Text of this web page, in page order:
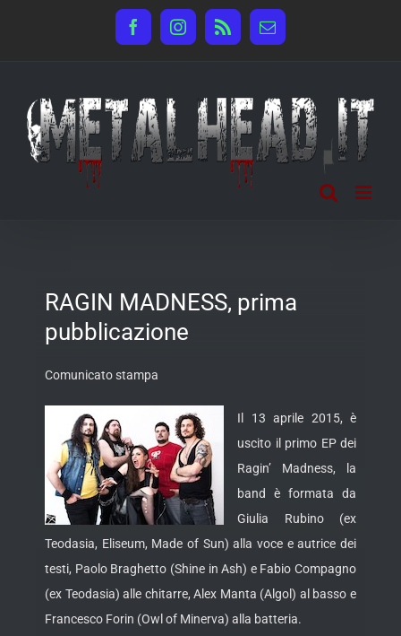
FacebookInstagram
Rss Email
RAGIN MADNESS, prima
pubblicazione
Comunicato stampa
Il 13 aprile 2015, è
uscito il primo EP dei
Ragin’ Madness, la
band è formata da
Giulia Rubino (ex
Teodasia, Eliseum, Made of Sun) alla voce e autrice dei
testi, Paolo Braghetto (Shine in Ash) e Fabio Compagno
(ex Teodasia) alle chitarre, Alex Manta (Algol) al basso e
Francesco Forin (Owl of Minerva) alla batteria.